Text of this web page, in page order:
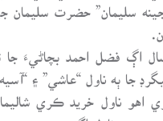
سليمان” حضرت سليمان
اڳ فضل احمد بچاڻيءَ جا
جا ٻه ناول “عاشي” ۽
اهو ناول خريد ڪري
جيئن ناول اڳتي پڙهندو